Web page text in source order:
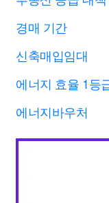
경매 기간
신축매입임대
에너지 효율 1등
에너지바우처